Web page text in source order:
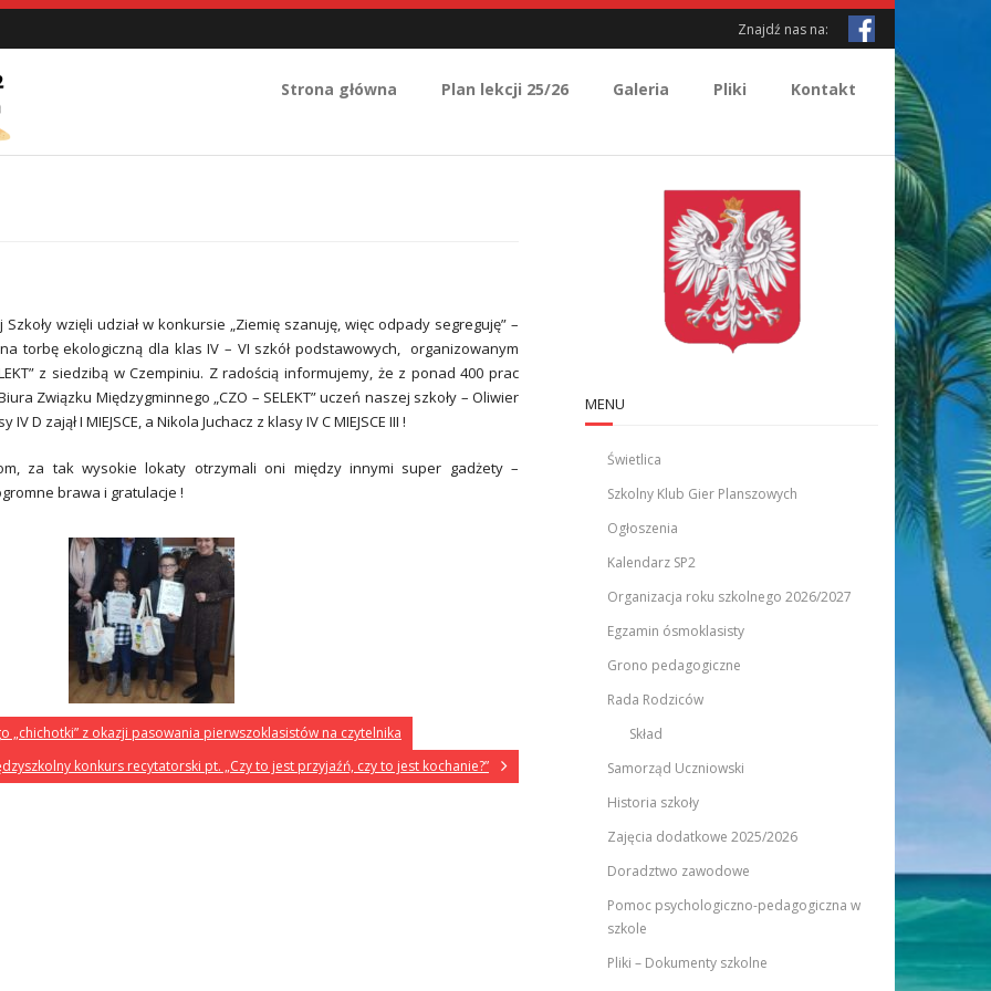
Znajdź nas na:
Strona główna Plan lekcji 25/26 Galeria Pliki Kontakt
wzięli udział w konkursie „Ziemię szanuję, więc odpady segreguję” –
torbę ekologiczną dla klas IV – VI szkół podstawowych, organizowanym
z siedzibą w Czempiniu. Z radością informujemy, że z ponad 400 prac
Związku Międzygminnego „CZO – SELEKT” uczeń naszej szkoły – Oliwier
D zajął I MIEJSCE, a Nikola Juchacz z klasy IV C MIEJSCE III !
za tak wysokie lokaty otrzymali oni między innymi super gadżety –
brawa i gratulacje !
„chichotki” z okazji pasowania pierwszoklasistów na czytelnika
konkurs recytatorski pt. „Czy to jest przyjaźń, czy to jest kochanie?”
MENU
Świetlica
Szkolny Klub Gier Planszowych
Ogłoszenia
Kalendarz SP2
Organizacja roku szkolnego 2026/2027
Egzamin ósmoklasisty
Grono pedagogiczne
Rada Rodziców
Skład
Samorząd Uczniowski
Historia szkoły
Zajęcia dodatkowe 2025/2026
Doradztwo zawodowe
Pomoc psychologiczno-pedagogiczna w
szkole
Pliki – Dokumenty szkolne